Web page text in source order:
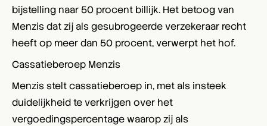
bijstelling naar 50 procent billijk. Het betoog van
Menzis dat zij als gesubrogeerde verzekeraar recht
heeft op meer dan 50 procent, verwerpt het hof.
Cassatieberoep Menzis
Menzis stelt cassatieberoep in, met als insteek
duidelijkheid te verkrijgen over het
vergoedingspercentage waarop zij als